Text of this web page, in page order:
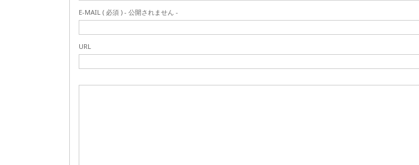
E-MAIL ( 必須 ) - 公開されません -
URL